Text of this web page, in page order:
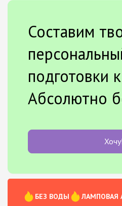
Составим
подготовки
Абсолютно
Хочу!
БЕЗ ВОДЫ
ЛАМПОВАЯ